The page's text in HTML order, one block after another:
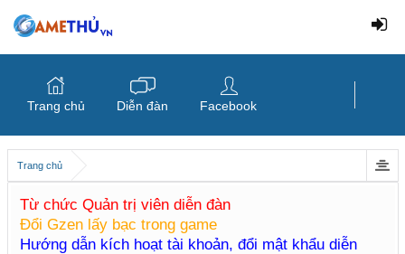
Trang chủ
Từ chức Quản trị viên diễn đàn
Đổi Gzen lấy bạc trong game
Hướng dẫn kích hoạt tài khoản, đổi mật khẩu diễn
Trang chủ Diễn đàn Facebook